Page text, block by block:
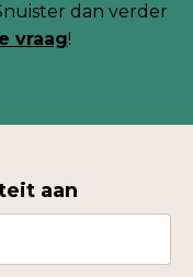
dan verder
vraag!
aan